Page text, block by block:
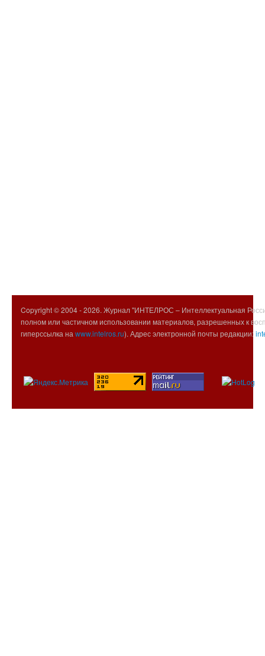
Copyright © 2004 -2026. Журнал "ИНТЕЛРОС – Интеллектуальная
полном или частичном использовании материалов, разрешенных к
гиперссылка на www.intelros.ru). Адрес электронной почты редакции: